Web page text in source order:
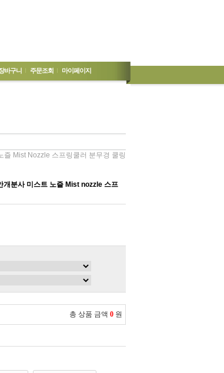
바구니 주문조회 마이페이지
Mist Nozzle 스프링쿨러 분무경 쿨링
개분사 미스트 노즐 Mist nozzle 스프
총 상품 금액 0 원